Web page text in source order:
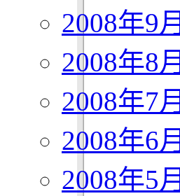
2008年9月
2008年8月
2008年7月
2008年6月
2008年5月